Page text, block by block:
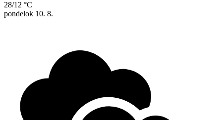
28/12 °C
pondelok 10. 8.